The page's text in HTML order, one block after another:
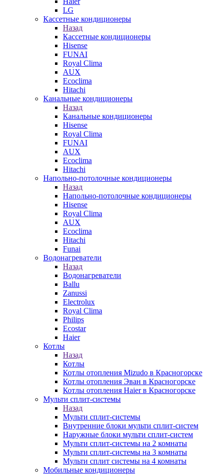
LG
Кассетные кондиционеры
Назад
Кассетные кондиционеры
Hisense
FUNAI
Royal Clima
AUX
Ecoclima
Hitachi
Канальные кондиционеры
Назад
Канальные кондиционеры
Hisense
Royal Clima
FUNAI
AUX
Ecoclima
Hitachi
Напольно-потолочные кондиционеры
Назад
Напольно-потолочные кондиционеры
Hisense
Royal Clima
AUX
Ecoclima
Hitachi
Funai
Водонагреватели
Назад
Водонагреватели
Ballu
Zanussi
Electrolux
Royal Clima
Philips
Ecostar
Haier
Котлы
Назад
Котлы
Котлы отопления Mizudo в Красногорске
Котлы отопления Эван в Красногорске
Котлы отопления Haier в Красногорске
Мульти сплит-системы
Назад
Мульти сплит-системы
Внутренние блоки мульти сплит-систем
Наружные блоки мульти сплит-систем
Мульти сплит-системы на 2 комнаты
Мульти сплит-системы на 3 комнаты
Мульти сплит системы на 4 комнаты
Мобильные кондиционеры